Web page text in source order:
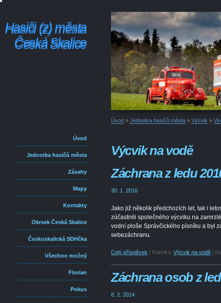
Hasiči (z) města
Česká Skalice
Hasiči (z) města
Česká Skalice
Úvod
Jednotka hasičů města
Zásahy
Mapy
Kontakty
Okrsek Česká Skalice
Českoskalická SDHčka
Všechno možný
Florian
Pokus
Úvod » Jednotka hasičů města » Výcvik »
Výcvik na vodě
Záchrana z ledu
30. 1. 2016
Jako již několik předchozích let, tak i
zúčastnili společného výcviku na
vodní ploše Správčického písníku a byl
sebezáchranu.
Celý příspěvek | Rubrika: Výcvik na vodě |
Záchrana osob z
8. 2. 2014